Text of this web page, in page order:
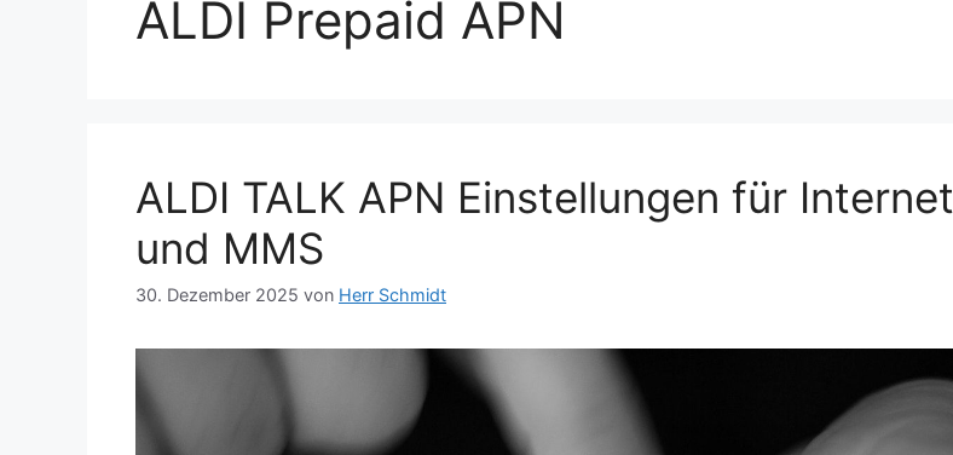
ALDI Prepaid APN
ALDI TALK APN Einstellungen für Internet
und MMS
30. Dezember 2025 von Herr Schmidt